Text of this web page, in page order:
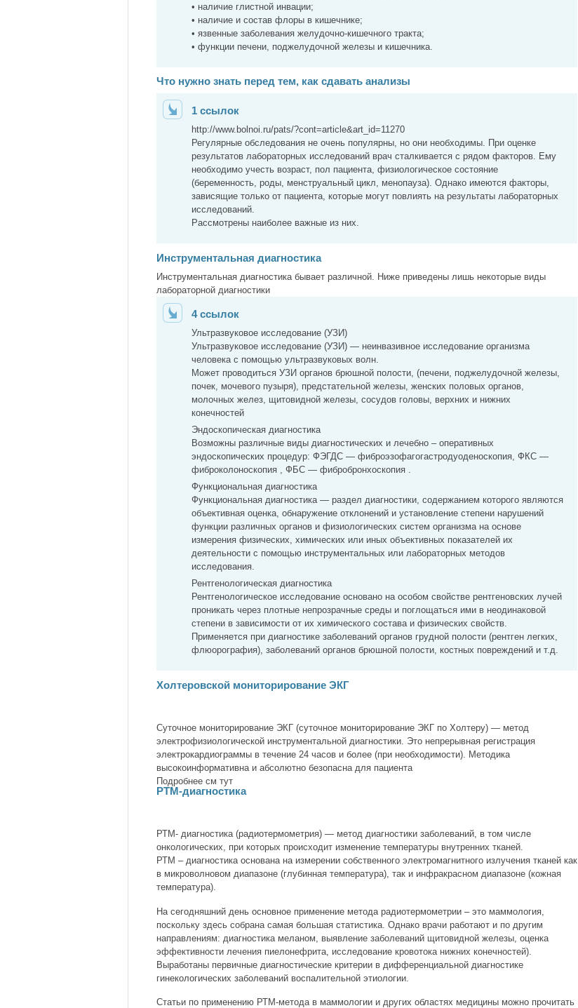
• наличие глистной инвации;
• наличие и состав флоры в кишечнике;
• язвенные заболевания желудочно-кишечного тракта;
• функции печени, поджелудочной железы и кишечника.
Что нужно знать перед тем, как сдавать анализы
1 ссылок
http://www.bolnoi.ru/pats/?cont=article&art_id=11270
Регулярные обследования не очень популярны, но они необходимы. При оценке
результатов лабораторных исследований врач сталкивается с рядом факторов. Ему
необходимо учесть возраст, пол пациента, физиологическое состояние
(беременность, роды, менструальный цикл, менопауза). Однако имеются факторы,
зависящие только от пациента, которые могут повлиять на результаты лабораторных
исследований.
Рассмотрены наиболее важные из них.
Инструментальная диагностика
Инструментальная диагностика бывает различной. Ниже приведены лишь некоторые виды
лабораторной диагностики
4 ссылок
Ультразвуковое исследование (УЗИ)
Ультразвуковое исследование (УЗИ) — неинвазивное исследование организма
человека с помощью ультразвуковых волн.
Может проводиться УЗИ органов брюшной полости, (печени, поджелудочной железы,
почек, мочевого пузыря), предстательной железы, женских половых органов,
молочных желез, щитовидной железы, сосудов головы, верхних и нижних
конечностей
Эндоскопическая диагностика
Возможны различные виды диагностических и лечебно – оперативных
эндоскопических процедур: ФЭГДС — фиброэзофагогастродуоденоскопия, ФКС —
фиброколоноскопия , ФБС — фибробронхоскопия .
Функциональная диагностика
Функциональная диагностика — раздел диагностики, содержанием которого являются
объективная оценка, обнаружение отклонений и установление степени нарушений
функции различных органов и физиологических систем организма на основе
измерения физических, химических или иных объективных показателей их
деятельности с помощью инструментальных или лабораторных методов
исследования.
Рентгенологическая диагностика
Рентгенологическое исследование основано на особом свойстве рентгеновских лучей
проникать через плотные непрозрачные среды и поглощаться ими в неодинаковой
степени в зависимости от их химического состава и физических свойств.
Применяется при диагностике заболеваний органов грудной полости (рентген легких,
флюорография), заболеваний органов брюшной полости, костных повреждений и т.д.
Холтеровской мониторирование ЭКГ
Суточное мониторирование ЭКГ (суточное мониторирование ЭКГ по Холтеру) — метод
электрофизиологической инструментальной диагностики. Это непрерывная регистрация
электрокардиограммы в течение 24 часов и более (при необходимости). Методика
высокоинформативна и абсолютно безопасна для пациента
Подробнее см тут
РТМ-диагностика
РТМ- диагностика (радиотермометрия) — метод диагностики заболеваний, в том числе
онкологических, при которых происходит изменение температуры внутренних тканей.
РТМ – диагностика основана на измерении собственного электромагнитного излучения тканей как
в микроволновом диапазоне (глубинная температура), так и инфракрасном диапазоне (кожная
температура).
На сегодняшний день основное применение метода радиотермометрии – это маммология,
поскольку здесь собрана самая большая статистика. Однако врачи работают и по другим
направлениям: диагностика меланом, выявление заболеваний щитовидной железы, оценка
эффективности лечения пиелонефрита, исследование кровотока нижних конечностей).
Выработаны первичные диагностические критерии в дифференциальной диагностике
гинекологических заболеваний воспалительной этиологии.
Статьи по применению РТМ-метода в маммологии и других областях медицины можно прочитать